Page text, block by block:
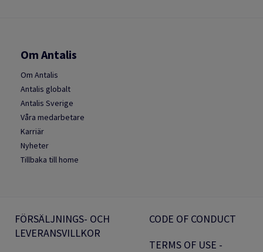
Om Antalis
Om Antalis
Antalis globalt
Antalis Sverige
Våra medarbetare
Karriär
Nyheter
Tillbaka till home
FÖRSÄLJNINGS- OCH
LEVERANSVILLKOR
CODE OF CONDUCT
TERMS OF USE -